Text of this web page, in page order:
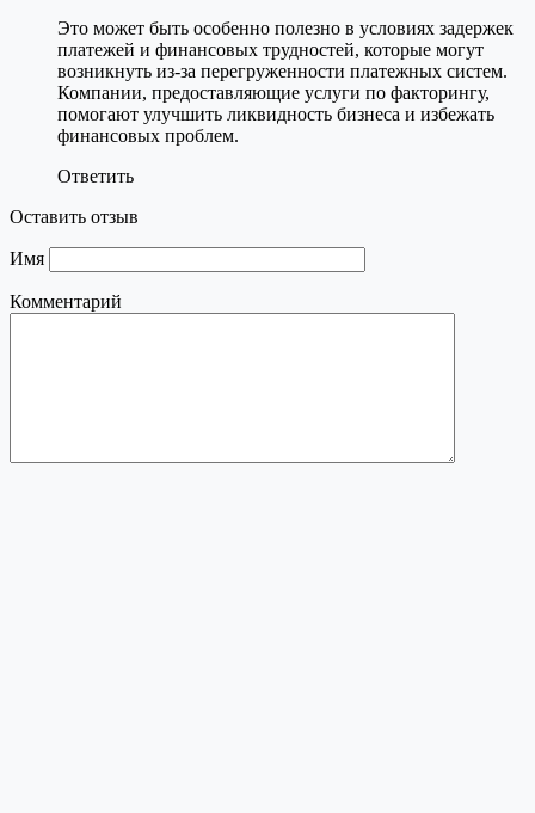
Это может быть особенно полезно в условиях задержек
платежей и финансовых трудностей, которые могут
возникнуть из-за перегруженности платежных систем.
Компании, предоставляющие услуги по факторингу,
помогают улучшить ликвидность бизнеса и избежать
финансовых проблем.
Ответить
Оставить отзыв
Имя
Комментарий